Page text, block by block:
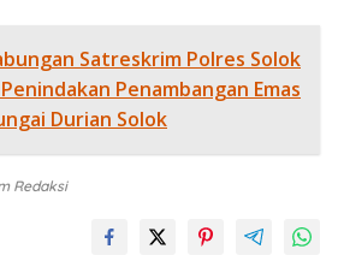
Satreskrim Polres Solok
Penambangan Emas
Durian Solok
Redaksi